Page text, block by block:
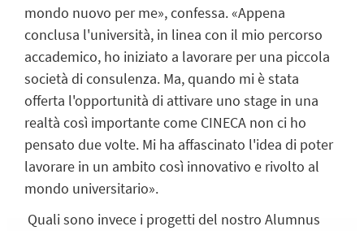
mondo nuovo per me», confessa. «Appena
conclusa l'università, in linea con il mio percorso
accademico, ho iniziato a lavorare per una piccola
società di consulenza. Ma, quando mi è stata
offerta l'opportunità di attivare uno stage in una
realtà così importante come CINECA non ci ho
pensato due volte. Mi ha affascinato l'idea di poter
lavorare in un ambito così innovativo e rivolto al
mondo universitario».
Quali sono invece i progetti del nostro Alumnus